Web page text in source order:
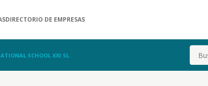
DIRECTORIO DE EMPRESAS
SCHOOL XXI SL.